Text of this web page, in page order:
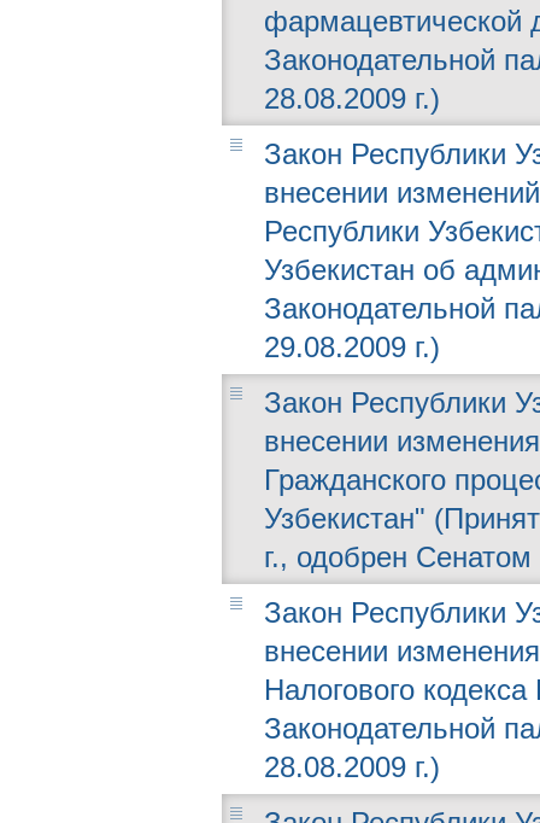
фармацевтической
Законодательной
28.08.2009 г.)
Закон Республики
внесении
Республики
Узбекистан об
Законодательной
29.08.2009 г.)
Закон Республики
внесении
Гражданского
Узбекистан"
г., одобрен Сенатом
Закон Республики
внесении
Налогового
Законодательной
28.08.2009 г.)